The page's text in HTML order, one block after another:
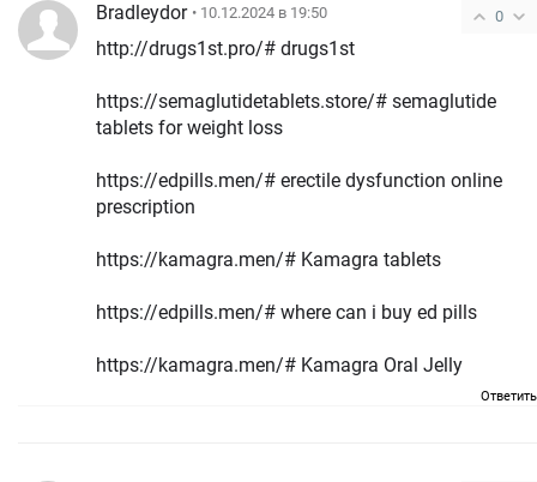
0
Bradleydor • 10.12.2024 в 19:50
http://drugs1st.pro/# drugs1st
https://semaglutidetablets.store/# semaglutide
tablets for weight loss
https://edpills.men/# erectile dysfunction online
prescription
https://kamagra.men/# Kamagra tablets
https://edpills.men/# where can i buy ed pills
https://kamagra.men/# Kamagra Oral Jelly
Ответить